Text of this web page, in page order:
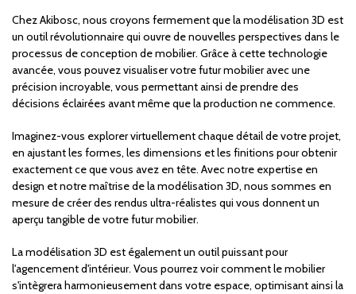
Chez Akibosc, nous croyons fermement que la modélisation 3D est
un outil révolutionnaire qui ouvre de nouvelles perspectives dans le
processus de conception de mobilier. Grâce à cette technologie
avancée, vous pouvez visualiser votre futur mobilier avec une
précision incroyable, vous permettant ainsi de prendre des
décisions éclairées avant même que la production ne commence.
Imaginez-vous explorer virtuellement chaque détail de votre projet,
en ajustant les formes, les dimensions et les finitions pour obtenir
exactement ce que vous avez en tête. Avec notre expertise en
design et notre maîtrise de la modélisation 3D, nous sommes en
mesure de créer des rendus ultra-réalistes qui vous donnent un
aperçu tangible de votre futur mobilier.
La modélisation 3D est également un outil puissant pour
l'agencement d'intérieur. Vous pourrez voir comment le mobilier
s'intègrera harmonieusement dans votre espace, optimisant ainsi la